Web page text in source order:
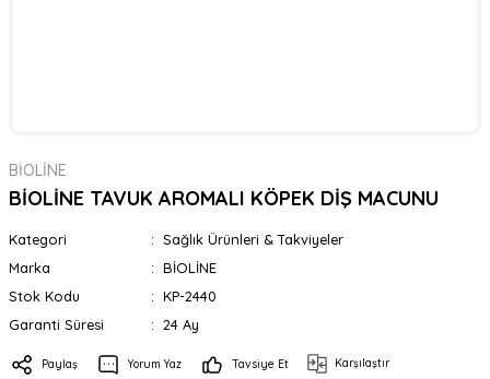
BİOLİNE
BİOLİNE TAVUK AROMALI KÖPEK DİŞ MACUNU
Kategori
Sağlık Ürünleri & Takviyeler
Marka
BİOLİNE
Stok Kodu
KP-2440
Garanti Süresi
24 Ay
Paylaş Yorum Yaz Tavsiye Et Karşılaştır